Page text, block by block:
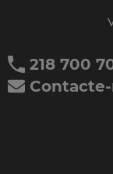
218 700